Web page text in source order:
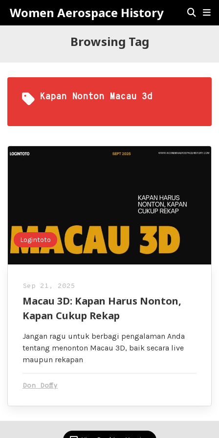
Women Aerospace History
Browsing Tag
Kapan Nonton Macau 3d
Logintoto
Sep 21, 2025
Macau 3D: Kapan Harus Nonton,
Kapan Cukup Rekap
Jangan ragu untuk berbagi pengalaman Anda
tentang menonton Macau 3D, baik secara live
maupun rekapan
Don Doffy